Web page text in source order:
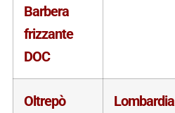
Barbera
frizzante
DOC
Oltrepò
Lombardia